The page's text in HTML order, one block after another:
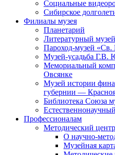
Социальные
Сибирское
Филиалы музея
Планетарий
Литературный музей
Пароход-музей «Св.
Музей-усадьба Г.В.
Мемориальный
Овсянке
Музей истории
губернии —
Библиотека Союза
Профессионалам
Методический центр
О научно-
Музейная